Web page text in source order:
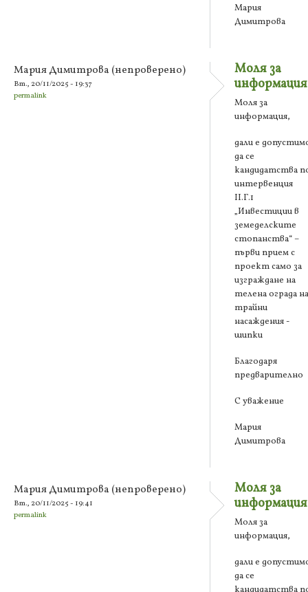
Мария
Димитрова
Мария Димитрова (непроверено)
Вт., 20/11/2025 - 19:37
permalink
Моля за
Моля за
информация,
дали е
да се
кандидатства
интервенция
ІІ.Г.1
„Инвестиции в
земеделските
стопанства“ –
първи прием с
проект само за
изграждане на
телена ограда на
трайни
насаждения -
шипки
Благодаря
предварително
С уважение
Мария
Димитрова
Мария Димитрова (непроверено)
Вт., 20/11/2025 - 19:41
permalink
Моля за
Моля за
информация,
дали е
да се